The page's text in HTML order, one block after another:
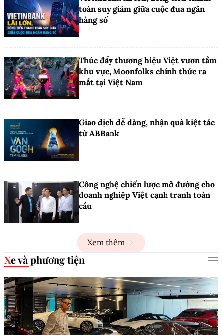
toán suy giảm giữa cuộc đua ngân
hàng số
Thúc đẩy thương hiệu Việt vươn tầm
khu vực, Moonfolks chính thức ra
mắt tại Việt Nam
Giao dịch dễ dàng, nhận quà kiệt tác
từ ABBank
Công nghệ chiến lược mở đường cho
doanh nghiệp Việt cạnh tranh toàn
cầu
Xem thêm
Xe và phương tiện